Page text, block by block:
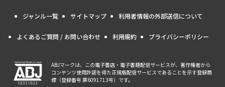
ジャンル一覧 サイトマップ 利用者情報の外部送信について
よくあるご質問 / お問い合わせ 利用規約 プライバシーポリシー
ABJマークは、この電子書店・電子書籍配信サービスが、著作権者から
コンテンツ使用許諾を得た正規版配信サービスであることを示す登録商
標（登録番号 第6091713号）です。